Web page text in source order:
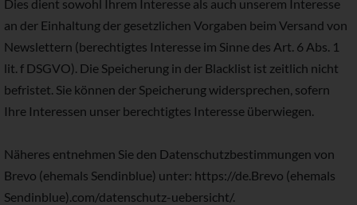
Dies dient sowohl Ihrem Interesse als auch unserem Interesse
an der Einhaltung der gesetzlichen Vorgaben beim Versand von
Newslettern (berechtigtes Interesse im Sinne des Art. 6 Abs. 1
lit. f DSGVO). Die Speicherung in der Blacklist ist zeitlich nicht
befristet. Sie können der Speicherung widersprechen, sofern
Ihre Interessen unser berechtigtes Interesse überwiegen.
Näheres entnehmen Sie den Datenschutzbestimmungen von
Brevo (ehemals Sendinblue) unter: https://de.Brevo (ehemals
Sendinblue).com/datenschutz-uebersicht/.